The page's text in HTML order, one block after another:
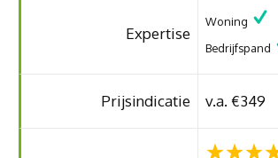
Expertise
Woning
Bedrijfspand
Prijsindicatie v.a. €349